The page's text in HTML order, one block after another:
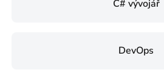
C# vývojář
DevOps